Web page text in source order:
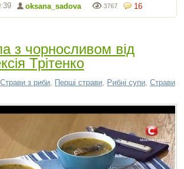
16
3767
oksana_sadova
з чорносливом від
Трітенко
Страви з риби Перші страви Рибні супи Страви